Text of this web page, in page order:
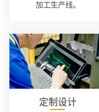
加工生产线。
定制设计